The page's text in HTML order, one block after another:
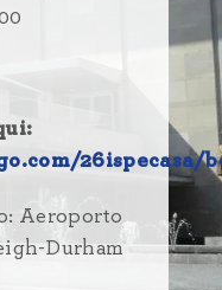
26ispecasa/
Aeroporto
Durham